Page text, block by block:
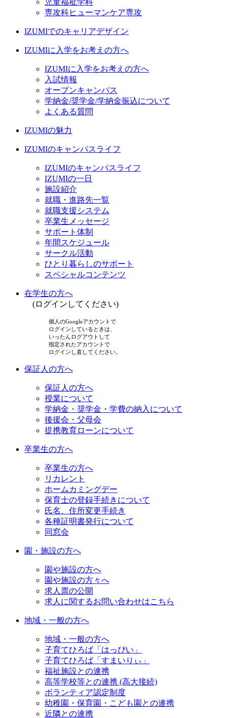
専攻科ヒューマンケア専攻
IZUMIでのキャリアデザイン
IZUMIに入学をお考えの方へ
IZUMIに入学をお考えの方へ
入試情報
オープンキャンパス
学納金/奨学金/学納金振込について
よくある質問
IZUMIの魅力
IZUMIのキャンパスライフ
IZUMIのキャンパスライフ
IZUMIの一日
施設紹介
就職・進路先一覧
就職支援システム
卒業生メッセージ
サポート体制
年間スケジュール
サークル活動
ひとり暮らしのサポート
スペシャルコンテンツ
在学生の方へ
(ログインしてください)
個人のGoogleアカウントで
ログインしているときは、
いったんログアウトして
指定されたアカウントで
ログインし直してください。
保証人の方へ
保証人の方へ
授業について
学納金・奨学金・学費の納入について
後援会・父母会
提携教育ローンについて
卒業生の方へ
卒業生の方へ
リカレント
ホームカミングデー
保育士の登録手続きについて
氏名、住所変更手続き
各種証明書発行について
同窓会
園・施設の方へ
園や施設の方へ
園や施設の方々へ
求人票の公開
求人に関するお問い合わせはこちら
地域・一般の方へ
地域・一般の方へ
子育てひろば「はっぴい」
子育てひろば「すまいりぃ」
福祉施設との連携
高等学校等との連携 (高大接続)
ボランティア認定制度
幼稚園・保育園・こども園との連携
近隣との連携